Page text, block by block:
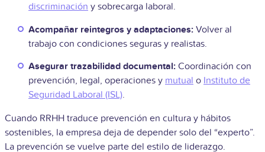
discriminación y sobrecarga laboral.
Acompañar reintegros y adaptaciones: Volver al
trabajo con condiciones seguras y realistas.
Asegurar trazabilidad documental: Coordinación con
prevención, legal, operaciones y mutual o Instituto de
Seguridad Laboral (ISL).
Cuando RRHH traduce prevención en cultura y hábitos
sostenibles, la empresa deja de depender solo del “experto”.
La prevención se vuelve parte del estilo de liderazgo.